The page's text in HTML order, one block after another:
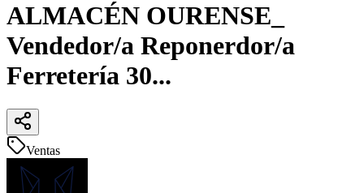
ALMACÉN OURENSE_
Vendedor/a Reponerdor/a
Ferretería 30...
Ventas